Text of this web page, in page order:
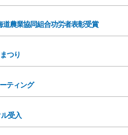
農業協同組合功労者表彰受賞
つり
ティング
受入